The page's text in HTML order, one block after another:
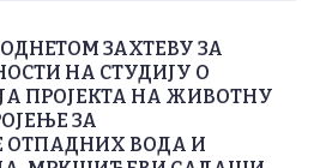
ЗАХТЕВУ ЗА
НА СТУДИЈУ О
ПРОЈЕКТА НА ЖИВОТНУ
ЗА
ВОДА И